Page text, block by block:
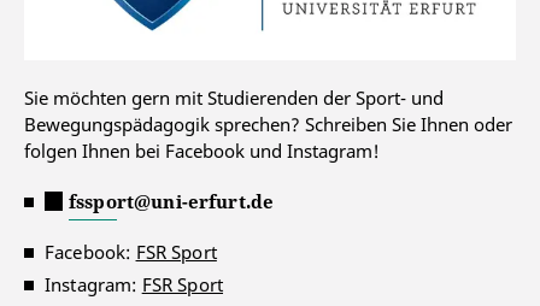
Sie möchten gern mit Studierenden der Sport- und
Bewegungspädagogik sprechen? Schreiben Sie Ihnen oder
folgen Ihnen bei Facebook und Instagram!
fssport@uni-erfurt.de
Facebook: FSR Sport
Instagram: FSR Sport